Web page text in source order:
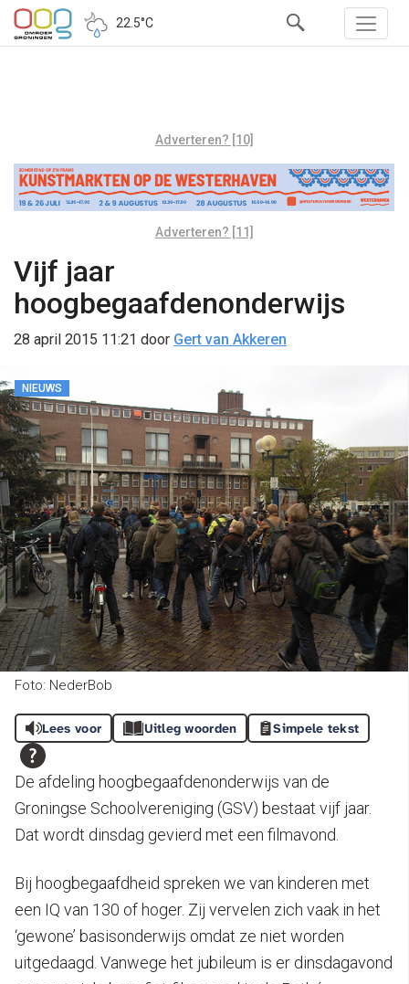
22.5°C
Adverteren? [10]
Adverteren? [11]
Vijf jaar
hoogbegaafdenonderwijs
28 april 2015 11:21 door Gert van Akkeren
NIEUWS
Foto: NederBob
Lees voor Uitleg woorden Simpele tekst
De afdeling hoogbegaafdenonderwijs van de
Groningse Schoolvereniging (GSV) bestaat vijf jaar.
Dat wordt dinsdag gevierd met een filmavond.
Bij hoogbegaafdheid spreken we van kinderen met
een IQ van 130 of hoger. Zij vervelen zich vaak in het
‘gewone’ basisonderwijs omdat ze niet worden
uitgedaagd. Vanwege het jubileum is er dinsdagavond